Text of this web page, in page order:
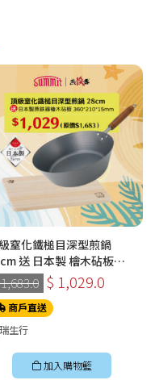
窒化鐵槌目深型煎鍋
送 日本製 檜木砧板
$ 1,029.0
商戶直送
瑞生行
加入購物籃